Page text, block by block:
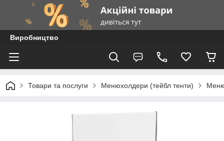
Виробництво
Товари та послуги Менюхолдери (тейбл тенти)